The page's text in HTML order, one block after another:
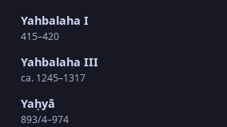
Yahbalaha I
415–420
Yahbalaha III
ca. 1245–1317
Yaḥyā
893/4–974